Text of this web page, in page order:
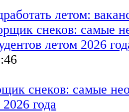
летом:
снеков: самые
года